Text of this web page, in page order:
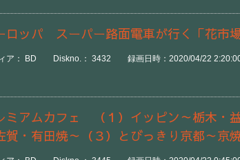
ロッパ スーパー路面電車が行く「花市
ア： BD Diskno.： 3432 録画日時：2020/04/22
ミアムカフェ （１）イッピン～栃木・
賀・有田焼～（３）とびっきり京都～京